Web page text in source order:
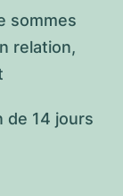
sommes
relation,
de 14 jours